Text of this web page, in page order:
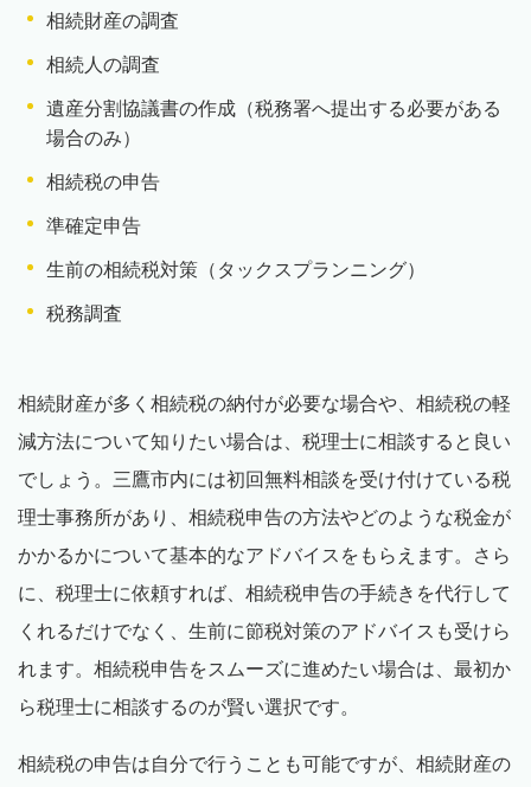
相続財産の調査
相続人の調査
遺産分割協議書の作成（税務署へ提出する必要がある
場合のみ）
相続税の申告
準確定申告
生前の相続税対策（タックスプランニング）
税務調査
相続財産が多く相続税の納付が必要な場合や、相続税の軽
減方法について知りたい場合は、税理士に相談すると良い
でしょう。三鷹市内には初回無料相談を受け付けている税
理士事務所があり、相続税申告の方法やどのような税金が
かかるかについて基本的なアドバイスをもらえます。さら
に、税理士に依頼すれば、相続税申告の手続きを代行して
くれるだけでなく、生前に節税対策のアドバイスも受けら
れます。相続税申告をスムーズに進めたい場合は、最初か
ら税理士に相談するのが賢い選択です。
相続税の申告は自分で行うことも可能ですが、相続財産の